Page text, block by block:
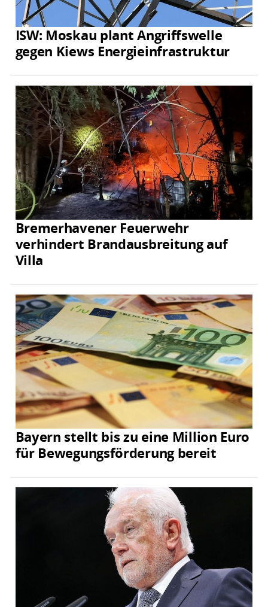
ISW: Moskau plant Angriffswelle
gegen Kiews Energieinfrastruktur
Bremerhavener Feuerwehr
verhindert Brandausbreitung auf
Villa
Bayern stellt bis zu eine Million Euro
für Bewegungsförderung bereit